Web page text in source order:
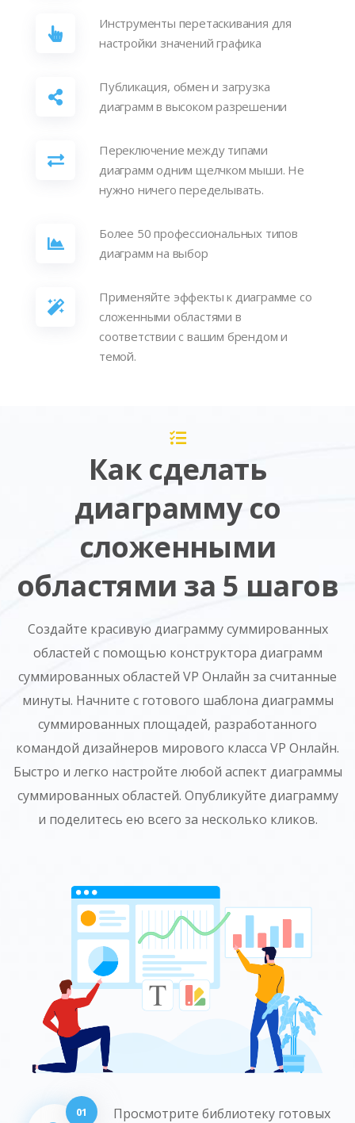
Инструменты перетаскивания для
настройки значений графика
Публикация, обмен и загрузка
диаграмм в высоком разрешении
Переключение между типами
диаграмм одним щелчком мыши. Не
нужно ничего переделывать.
Более 50 профессиональных типов
диаграмм на выбор
Применяйте эффекты к диаграмме со
сложенными областями в
соответствии с вашим брендом и
темой.
Как сделать
диаграмму со
сложенными
областями за 5 шагов
Создайте красивую диаграмму суммированных
областей с помощью конструктора диаграмм
суммированных областей VP Онлайн за считанные
минуты. Начните с готового шаблона диаграммы
суммированных площадей, разработанного
командой дизайнеров мирового класса VP Онлайн.
Быстро и легко настройте любой аспект диаграммы
суммированных областей. Опубликуйте диаграмму
и поделитесь ею всего за несколько кликов.
01 Просмотрите библиотеку готовых